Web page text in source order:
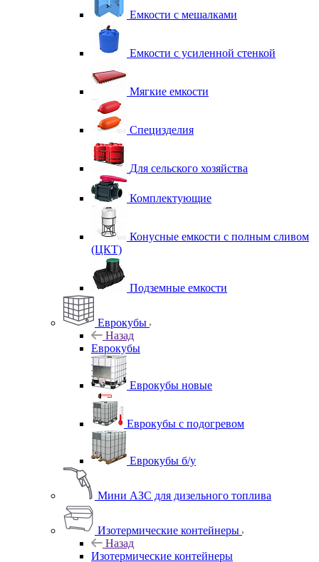
Емкости с мешалками
Емкости с усиленной стенкой
Мягкие емкости
Специзделия
Для сельского хозяйства
Комплектующие
Конусные емкости с полным сливом
(ЦКТ)
Подземные емкости
Еврокубы
Назад
Еврокубы
Еврокубы новые
Еврокубы с подогревом
Еврокубы б/у
Мини АЗС для дизельного топлива
Изотермические контейнеры
Назад
Изотермические контейнеры